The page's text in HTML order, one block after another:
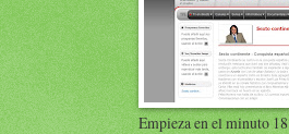
Empieza en el minuto 18